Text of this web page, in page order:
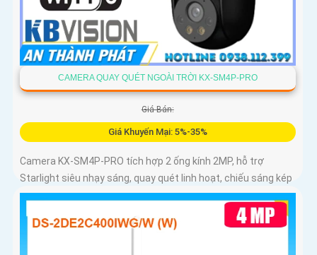
CAMERA QUAY QUÉT NGOÀI TRỜI KX-SM4P-PRO
Giá Bán:
Giá Khuyến Mại: 5%-35%
Camera KX-SM4P-PRO tích hợp 2 ống kính 2MP, hỗ trợ
Starlight siêu nhạy sáng, quay quét linh hoạt, chiếu sáng kép
thông minh và LED ánh sáng ấm 30m. Công nghệ AI-ISP kết